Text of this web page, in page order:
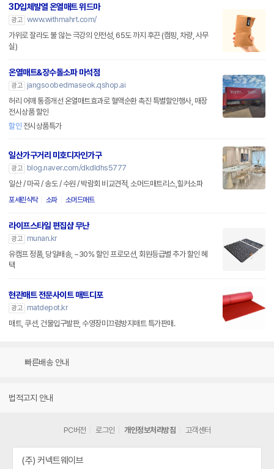
3D입체발열 온열매트 위드마
광고 www.withmahrt.com/
가위로 잘라도 불 않는 극강의 안전성, 65도 까지 후끈 (캠핑, 차량, 사무
실)
온열매트&장수돌소파 마석점
광고
jangsoobedmaseok.qshop.ai
허리 어깨 통증개선 온열매트효과로 혈액순환 촉진 특별할인행사, 매장
전시상품 할인
할인 전시상품특가
일산가구거리 미호디자인가구
광고
blog.naver.com/dkdldhs5777
일산 / 마곡 / 송도 / 수원 / 박람회 비교견적, 소머드매트리스,힐커소파
포세린식탁 소파 소머드매트
라이프스타일 편집샵 무난
광고
munan.kr
유캠프 정품, 당일배송, ~30% 할인 프로모션, 회원등급별 추가 할인 혜
택
현관매트 전문사이트 매트디포
광고
matdepot.kr
매트, 쿠션, 건물입구발판, 수영장미끄럼방지매트 특가판매.
빠른배송 안내
법적고지 안내
PC버전 로그인 개인정보처리방침 고객센터
(주) 커넥트웨이브